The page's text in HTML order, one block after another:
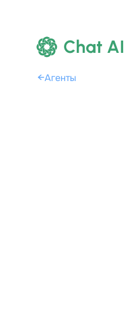
Chat AI
←Агенты